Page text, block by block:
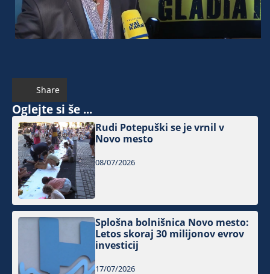
Share
Oglejte si še ...
Rudi Potepuški se je vrnil v
Novo mesto
08/07/2026
Splošna bolnišnica Novo mesto:
Letos skoraj 30 milijonov evrov
investicij
17/07/2026